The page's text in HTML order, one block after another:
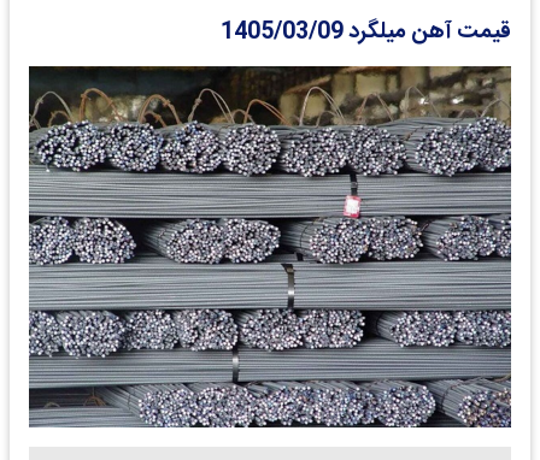
قیمت آهن میلگرد 1405/03/09